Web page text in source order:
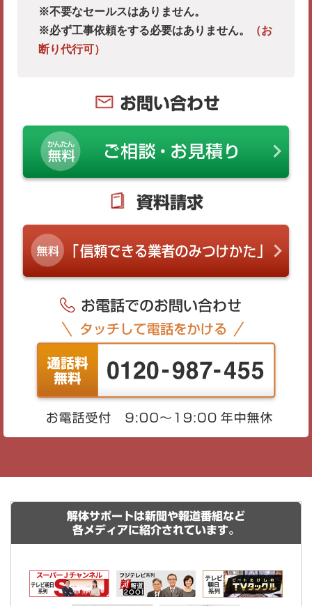
※不要なセールスはありません。
※必ず工事依頼をする必要はありません。
（お
断り代行可）
お問い合わせ
資料請求
解体サポートは新聞や報道番組など
各メディアに紹介されています。